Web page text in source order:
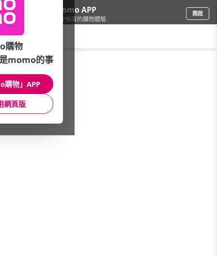
下載momo APP
給你3倍流暢度的購物體驗
開啟
品牌旗艦/IUSE/傢飾
館長推薦 月銷量
購物
momo的事
購物」APP
網頁版